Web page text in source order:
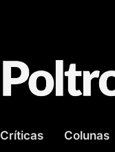
Críticas Colunas